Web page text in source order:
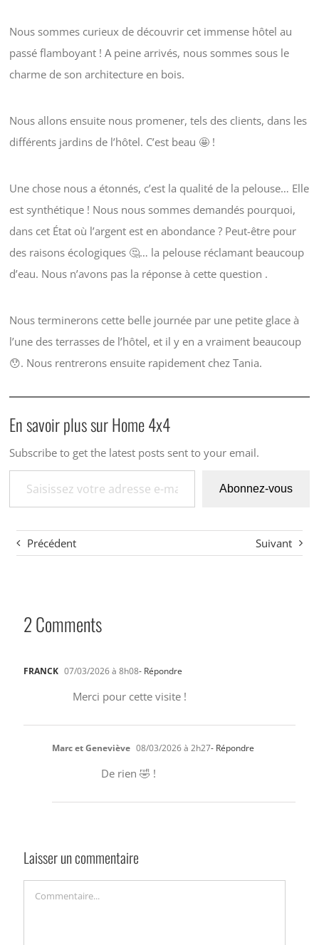
Nous sommes curieux de découvrir cet immense hôtel au
passé flamboyant ! A peine arrivés, nous sommes sous le
charme de son architecture en bois.
Nous allons ensuite nous promener, tels des clients, dans les
différents jardins de l’hôtel. C’est beau 🤩 !
Une chose nous a étonnés, c’est la qualité de la pelouse… Elle
est synthétique ! Nous nous sommes demandés pourquoi,
dans cet État où l’argent est en abondance ? Peut-être pour
des raisons écologiques 🤔… la pelouse réclamant beaucoup
d’eau. Nous n’avons pas la réponse à cette question .
Nous terminerons cette belle journée par une petite glace à
l’une des terrasses de l’hôtel, et il y en a vraiment beaucoup
😯. Nous rentrerons ensuite rapidement chez Tania.
En savoir plus sur Home 4x4
Subscribe to get the latest posts sent to your email.
Saisissez votre adresse e-mail…
Abonnez-vous
Précédent Suivant
2 Comments
FRANCK 07/03/2026 à 8h08- Répondre
Merci pour cette visite !
Marc et Geneviève 08/03/2026 à 2h27- Répondre
De rien 🤣 !
Laisser un commentaire
Commentaire